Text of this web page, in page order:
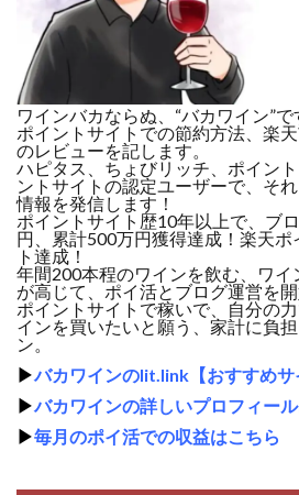
ワインバカならぬ、“バカワイン”で
ポイントサイトでの節約方法、楽
のレビューを記します。
ハピタス、ちょびリッチ、ポイン
ントサイトの認定ユーザーで、そ
情報を発信します！
ポイントサイト歴10年以上で、ブ
円、累計500万円獲得達成！楽天
ト達成！
年間200本程のワインを飲む、ワイ
が高じて、ポイ活とブログ運営を
ポイントサイトで稼いで、自分の
インを買いたいと願う、家計に負
ン。
▶バカワインのlit.link【おすすめサ
▶バカワインの詳しいプロフィー
▶毎月のポイ活での収益はこちら